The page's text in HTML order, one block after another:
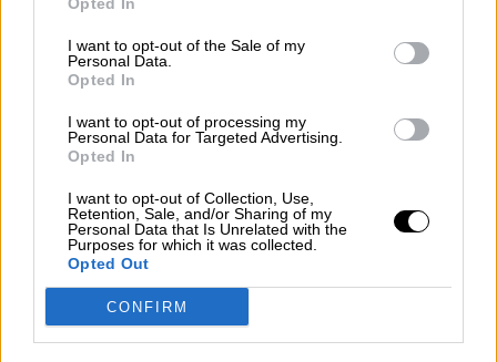
I want to opt-out of the Sale of my
Personal Data.
Opted In
I want to opt-out of processing my
Personal Data for Targeted Advertising.
Opted In
I want to opt-out of Collection, Use,
Retention, Sale, and/or Sharing of my
Personal Data that Is Unrelated with the
Purposes for which it was collected.
Opted Out
CONFIRM
Suelta y confía
Por Juan Manuel Beltrán
El Conflicto de Oriente Medio:
Un Nuevo Orden Autoritario
en Construcción
Por Álvaro Frutos Rosado y Gabinete
Reconquista leonesa